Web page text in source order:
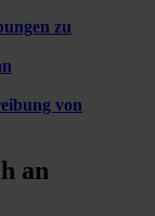
zu
von
an